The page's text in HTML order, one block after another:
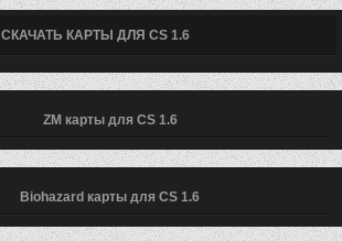
СКАЧАТЬ КАРТЫ ДЛЯ CS 1.6
ZM карты для CS 1.6
Biohazard карты для CS 1.6